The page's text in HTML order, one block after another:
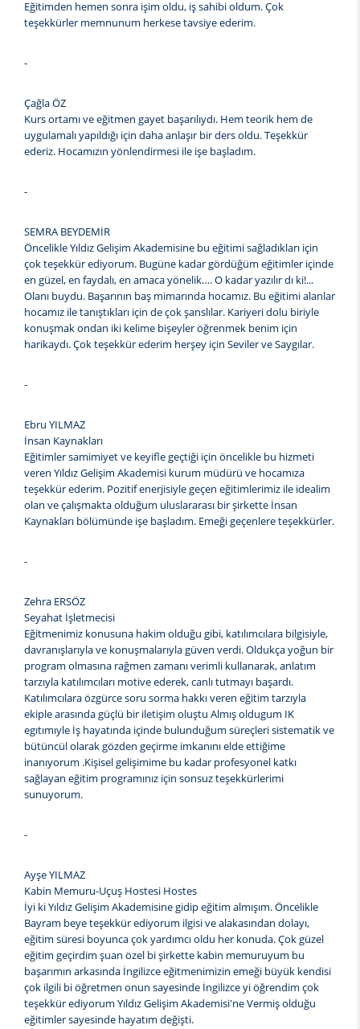
Eğitimden hemen sonra işim oldu, iş sahibi oldum. Çok
teşekkürler memnunum herkese tavsiye ederim.
-
Çağla ÖZ
Kurs ortamı ve eğitmen gayet başarılıydı. Hem teorik hem de
uygulamalı yapıldığı için daha anlaşır bir ders oldu. Teşekkür
ederiz. Hocamızın yönlendirmesi ile işe başladım.
-
SEMRA BEYDEMİR
Öncelikle Yıldız Gelişim Akademisine bu eğitimi sağladıkları için
çok teşekkür ediyorum. Bugüne kadar gördüğüm eğitimler içinde
en güzel, en faydalı, en amaca yönelik…. O kadar yazılır dı ki!...
Olanı buydu. Başarının baş mimarında hocamız. Bu eğitimi alanlar
hocamız ile tanıştıkları için de çok şanslılar. Kariyeri dolu biriyle
konuşmak ondan iki kelime bişeyler öğrenmek benim için
harikaydı. Çok teşekkür ederim herşey için Seviler ve Saygılar.
-
Ebru YILMAZ
İnsan Kaynakları
Eğitimler samimiyet ve keyifle geçtiği için öncelikle bu hizmeti
veren Yıldız Gelişim Akademisi kurum müdürü ve hocamıza
teşekkür ederim. Pozitif enerjisiyle geçen eğitimlerimiz ile idealim
olan ve çalışmakta olduğum uluslararası bir şirkette İnsan
Kaynakları bölümünde işe başladım. Emeği geçenlere teşekkürler.
-
Zehra ERSÖZ
Seyahat İşletmecisi
Eğitmenimiz konusuna hakim olduğu gibi, katılımcılara bilgisiyle,
davranışlarıyla ve konuşmalarıyla güven verdi. Oldukça yoğun bir
program olmasına rağmen zamanı verimli kullanarak, anlatım
tarzıyla katılımcıları motive ederek, canlı tutmayı başardı.
Katılımcılara özgürce soru sorma hakkı veren eğitim tarzıyla
ekiple arasında güçlü bir iletişim oluştu Almış oldugum IK
egıtımıyle İş hayatında içinde bulunduğum süreçleri sistematik ve
bütüncül olarak gözden geçirme imkanını elde ettiğime
inanıyorum .Kişisel gelişimime bu kadar profesyonel katkı
sağlayan eğitim programınız için sonsuz teşekkürlerimi
sunuyorum.
-
Ayşe YILMAZ
Kabin Memuru-Uçuş Hostesi Hostes
İyi ki Yıldız Gelişim Akademisine gidip eğitim almışım. Öncelikle
Bayram beye teşekkür ediyorum ilgisi ve alakasından dolayı,
eğitim süresi boyunca çok yardımcı oldu her konuda. Çok güzel
eğitim geçirdim şuan özel bi şirkette kabin memuruyum bu
başarımın arkasında İngilizce eğitmenimizin emeği büyük kendisi
çok ilgili bi öğretmen onun sayesinde İngilizce yi öğrendim çok
teşekkür ediyorum Yıldız Gelişim Akademisi'ne Vermiş olduğu
eğitimler sayesinde hayatım değişti.